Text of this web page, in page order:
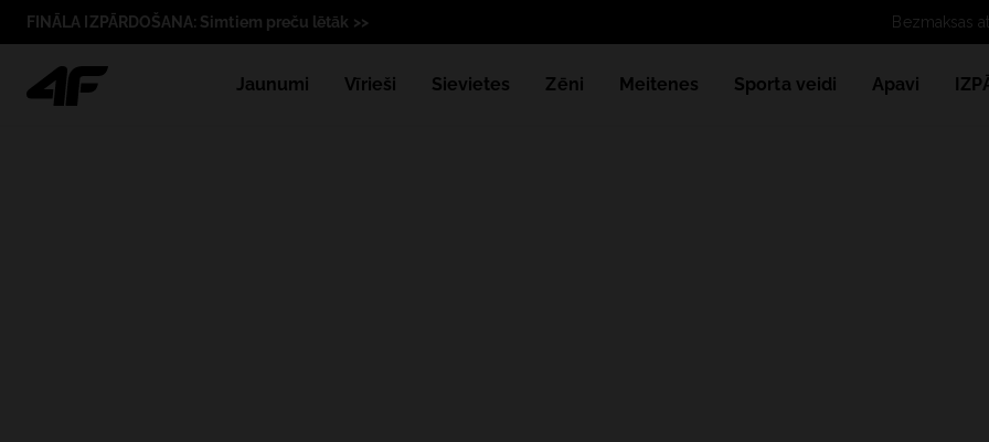
FINĀLA IZPĀRDOŠANA: Simtiem preču lētāk >>
Jaunumi Vīrieši Sievietes Zēni Meitenes Sporta veidi Apavi